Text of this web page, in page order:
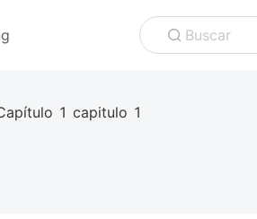
Buscar
1 capitulo 1